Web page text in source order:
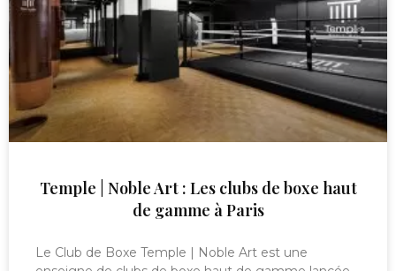
Temple | Noble Art : Les clubs de boxe haut
de gamme à Paris
Le Club de Boxe Temple | Noble Art est une